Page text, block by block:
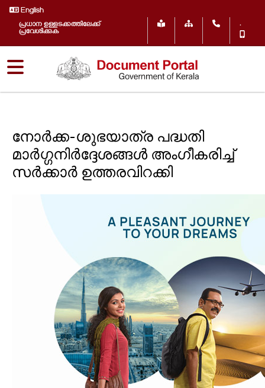
English
പ്രധാന ഉള്ളടക്കത്തിലേക്ക്
പ്രവേശിക്കുക
.
നോർക്ക-ശുഭയാത്ര പദ്ധതി
മാർഗ്ഗനിർദ്ദേശങ്ങൾ അംഗീകരിച്ച്
സർക്കാർ ഉത്തരവിറക്കി